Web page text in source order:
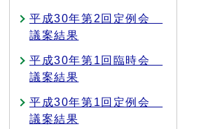
平成30年第2回定例会
議案結果
平成30年第1回臨時会
議案結果
平成30年第1回定例会
議案結果